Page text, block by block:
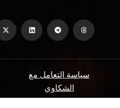
سياسة التعامل مع
الشكاوي